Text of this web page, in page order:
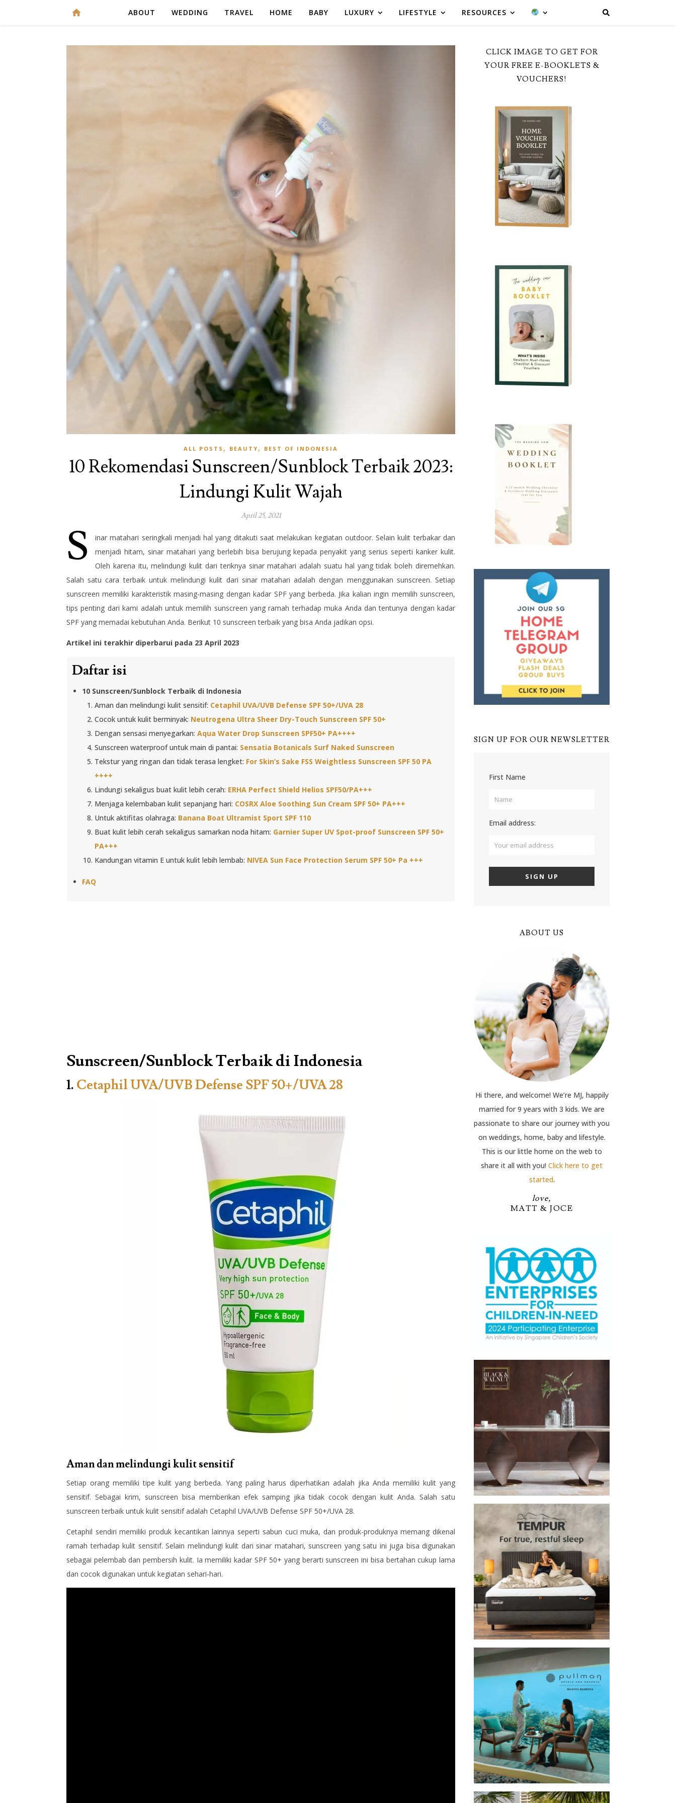
ABOUT WEDDING TRAVEL HOME BABY LUXURY LIFESTYLE RESOURCES
ALL POSTS , BEAUTY , BEST OF INDONESIA
10 Rekomendasi Sunscreen/Sunblock Terbaik 2023:
Lindungi Kulit Wajah
April 25, 2021
S
inar matahari seringkali menjadi hal yang ditakuti saat melakukan kegiatan outdoor. Selain kulit terbakar dan
menjadi hitam, sinar matahari yang berlebih bisa berujung kepada penyakit yang serius seperti kanker kulit.
Oleh karena itu, melindungi kulit dari teriknya sinar matahari adalah suatu hal yang tidak boleh diremehkan.
Salah satu cara terbaik untuk melindungi kulit dari sinar matahari adalah dengan menggunakan sunscreen. Setiap
sunscreen memiliki karakteristik masing-masing dengan kadar SPF yang berbeda. Jika kalian ingin memilih sunscreen,
tips penting dari kami adalah untuk memilih sunscreen yang ramah terhadap muka Anda dan tentunya dengan kadar
SPF yang memadai kebutuhan Anda. Berikut 10 sunscreen terbaik yang bisa Anda jadikan opsi.
Artikel ini terakhir diperbarui pada 23 April 2023
Daftar isi
10 Sunscreen/Sunblock Terbaik di Indonesia
Aman dan melindungi kulit sensitif: Cetaphil UVA/UVB Defense SPF 50+/UVA 28
Cocok untuk kulit berminyak: Neutrogena Ultra Sheer Dry-Touch Sunscreen SPF 50+
Dengan sensasi menyegarkan: Aqua Water Drop Sunscreen SPF50+ PA++++
Sunscreen waterproof untuk main di pantai: Sensatia Botanicals Surf Naked Sunscreen
Tekstur yang ringan dan tidak terasa lengket: For Skin’s Sake FSS Weightless Sunscreen SPF 50 PA
++++
Lindungi sekaligus buat kulit lebih cerah: ERHA Perfect Shield Helios SPF50/PA+++
Menjaga kelembaban kulit sepanjang hari: COSRX Aloe Soothing Sun Cream SPF 50+ PA+++
Untuk aktifitas olahraga: Banana Boat Ultramist Sport SPF 110
Buat kulit lebih cerah sekaligus samarkan noda hitam: Garnier Super UV Spot-proof Sunscreen SPF 50+
PA+++
Kandungan vitamin E untuk kulit lebih lembab: NIVEA Sun Face Protection Serum SPF 50+ Pa +++
FAQ
Sunscreen/Sunblock Terbaik di Indonesia
1. Cetaphil UVA/UVB Defense SPF 50+/UVA 28
Aman dan melindungi kulit sensitif
Setiap orang memiliki tipe kulit yang berbeda. Yang paling harus diperhatikan adalah jika Anda memiliki kulit yang
sensitif. Sebagai krim, sunscreen bisa memberikan efek samping jika tidak cocok dengan kulit Anda. Salah satu
sunscreen terbaik untuk kulit sensitif adalah Cetaphil UVA/UVB Defense SPF 50+/UVA 28.
Cetaphil sendiri memiliki produk kecantikan lainnya seperti sabun cuci muka, dan produk-produknya memang dikenal
ramah terhadap kulit sensitif. Selain melindungi kulit dari sinar matahari, sunscreen yang satu ini juga bisa digunakan
sebagai pelembab dan pembersih kulit. Ia memiliki kadar SPF 50+ yang berarti sunscreen ini bisa bertahan cukup lama
dan cocok digunakan untuk kegiatan sehari-hari.
CLICK IMAGE TO GET FOR
YOUR FREE E-BOOKLETS &
VOUCHERS!
SIGN UP FOR OUR NEWSLETTER
First Name
Email address:
ABOUT US
Hi there, and welcome! We’re MJ, happily
married for 9 years with 3 kids. We are
passionate to share our journey with you
on weddings, home, baby and lifestyle.
This is our little home on the web to
share it all with you! Click here to get
started.
love,
MATT & JOCE